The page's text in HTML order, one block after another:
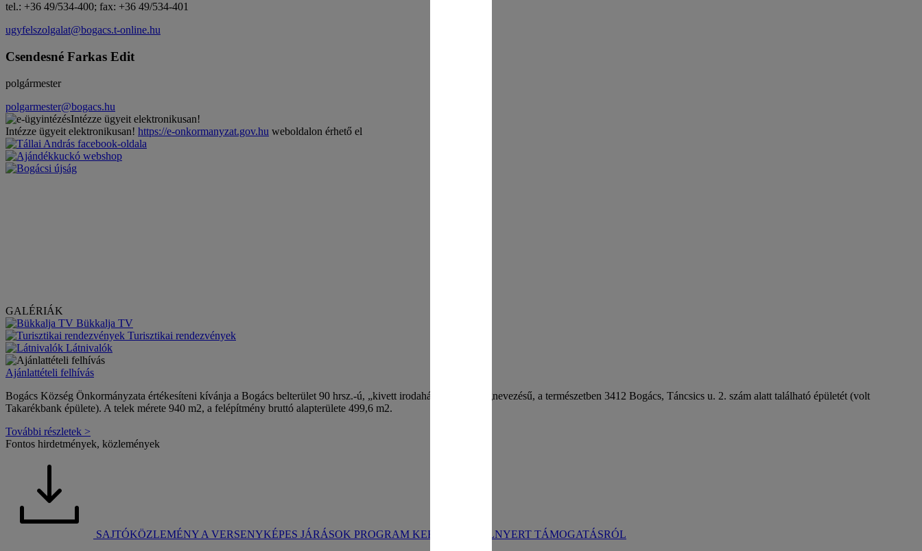
tel.: +36 49/534-400; fax: +36 49/534-401
ugyfelszolgalat@bogacs.t-online.hu
Csendesné Farkas Edit
polgármester
polgarmester@bogacs.hu
Intézze ügyeit elektronikusan!
Intézze ügyeit elektronikusan! https://e-onkormanyzat.gov.hu weboldalon érhető el
GALÉRIÁK
Bükkalja TV
Turisztikai rendezvények
Látnivalók
Ajánlattételi felhívás
Bogács Község Önkormányzata értékesíteni kívánja a Bogács belterület 90 hrsz.-ú, „kivett irodaház, udvar” megnevezésű, a természetben 3412 Bogács, Táncsics u. 2. szám alatt található épületét (volt
Takarékbank épülete). A telek mérete 940 m2, a felépítmény bruttó alapterülete 499,6 m2.
További részletek >
Fontos hirdetmények, közlemények
SAJTÓKÖZLEMÉNY A VERSENYKÉPES JÁRÁSOK PROGRAM KERETÉBEN ELNYERT TÁMOGATÁSRÓL